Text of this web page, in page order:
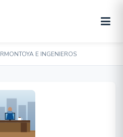
RMONTOYA E INGENIEROS